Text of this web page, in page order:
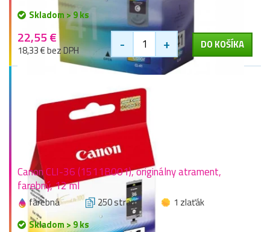
Skladom > 9 ks
22,55 €
18,33 € bez DPH - + DO KOŠÍKA
Canon CLI-36 (1511B001), originálny atrament,
farebný, 12 ml
farebná 250 stran
1 zlaťák
Skladom > 9 ks